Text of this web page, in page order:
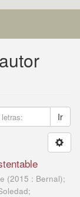
Ir
(2015 : Bernal);